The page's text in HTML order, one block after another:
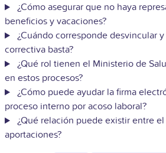
¿Cómo asegurar que no haya
beneficios y vacaciones?
¿Cuándo corresponde desvincular
correctiva basta?
¿Qué rol tienen el Ministerio de
en estos procesos?
¿Cómo puede ayudar la firma
proceso interno por acoso laboral?
¿Qué relación puede existir entre
aportaciones?